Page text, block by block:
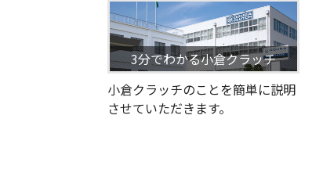
3分でわかる小倉クラッチ
小倉クラッチのことを簡単に説明
させていただきます。